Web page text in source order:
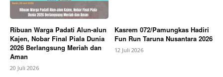
Ribuan Warga Padati Alun-alun
Kajen, Nobar Final Piala Dunia
2026 Berlangsung Meriah dan
Aman
20 Juli 2026
Kasrem 072/Pamungkas Hadiri
Fun Run Taruna Nusantara 2026
12 Juli 2026